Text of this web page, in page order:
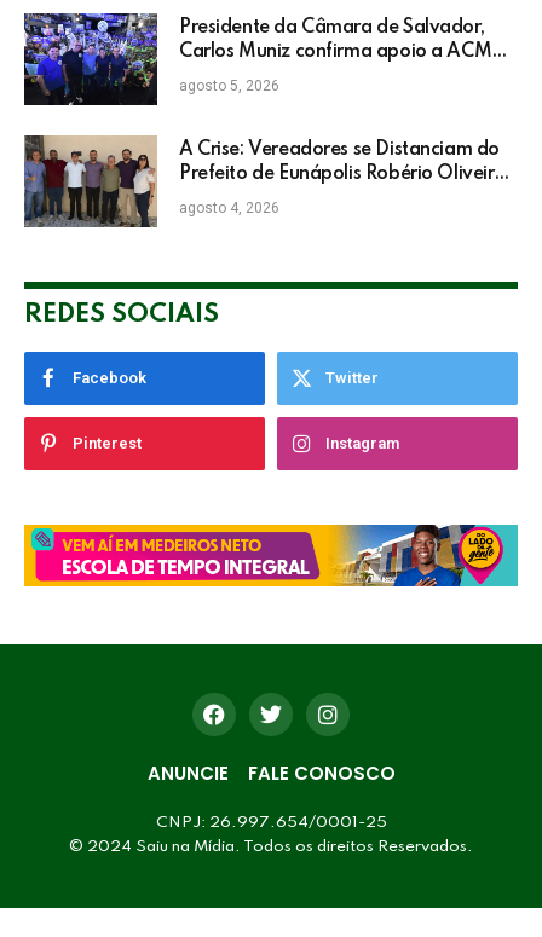
Presidente da Câmara de Salvador,
Carlos Muniz confirma apoio a ACM
Neto: “Irei lutar voto a voto na sua
campanha”
agosto 5, 2026
A Crise: Vereadores se Distanciam do
Prefeito de Eunápolis Robério Oliveira
nas Eleições
agosto 4, 2026
REDES SOCIAIS
Facebook Twitter
Pinterest Instagram
ANUNCIE FALE CONOSCO
CNPJ: 26.997.654/0001-25
© 2024 Saiu na Mídia. Todos os direitos Reservados.